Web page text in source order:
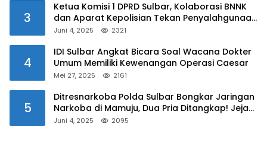
3
Ketua Komisi 1 DPRD Sulbar, Kolaborasi BNNK
dan Aparat Kepolisian Tekan Penyalahgunaan
Juni 4, 2025 2321
4
IDI Sulbar Angkat Bicara Soal Wacana Dokter
Umum Memiliki Kewenangan Operasi Caesar
Mei 27, 2025 2161
5
Ditresnarkoba Polda Sulbar Bongkar Jaringan
Narkoba di Mamuju, Dua Pria Ditangkap! Jejak
Juni 4, 2025 2095